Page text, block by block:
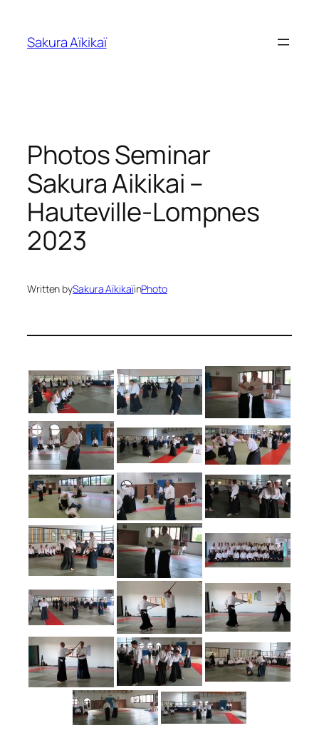
content
Sakura Aïkikaï
Photos Seminar
Sakura Aikikai –
Hauteville-Lompnes
2023
Written bySakura AïkikaïinPhoto